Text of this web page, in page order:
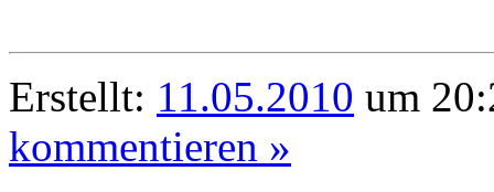
Erstellt: 11.05.2010 um
kommentieren »